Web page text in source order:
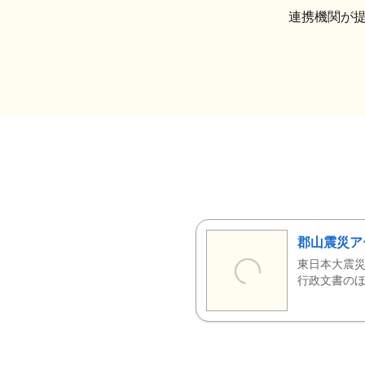
連携機関が
郡山震災
東日本大震
行政文書の